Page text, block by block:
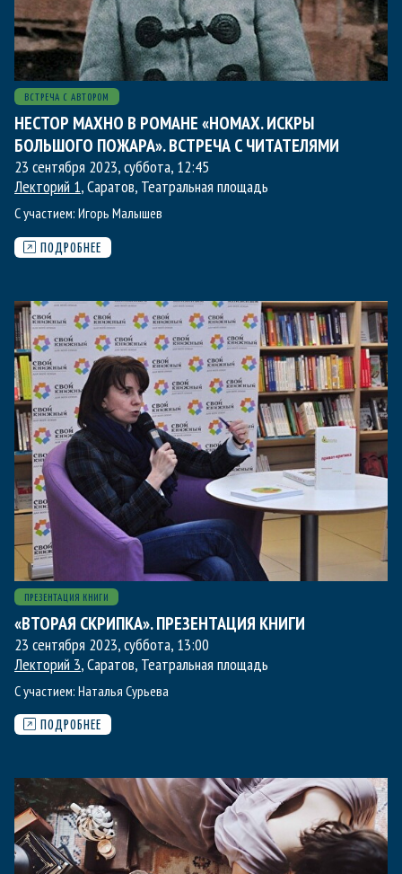
ВСТРЕЧА С АВТОРОМ
НЕСТОР МАХНО В РОМАНЕ «НОМАХ. ИСКРЫ
БОЛЬШОГО ПОЖАРА». ВСТРЕЧА С ЧИТАТЕЛЯМИ
23 сентября 2023, суббота, 12:45
Лекторий 1, Саратов, Театральная площадь
С участием: Игорь Малышев
ПОДРОБНЕЕ
ПРЕЗЕНТАЦИЯ КНИГИ
«ВТОРАЯ СКРИПКА». ПРЕЗЕНТАЦИЯ КНИГИ
23 сентября 2023, суббота, 13:00
Лекторий 3, Саратов, Театральная площадь
С участием: Наталья Сурьева
ПОДРОБНЕЕ